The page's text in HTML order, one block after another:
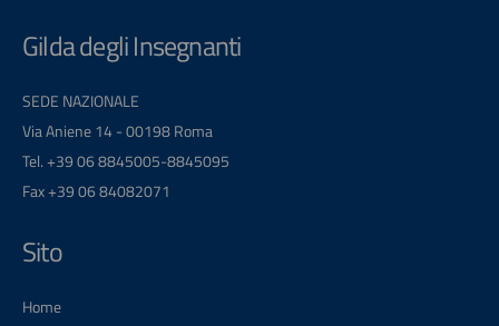
Gilda degli Insegnanti
SEDE NAZIONALE
Via Aniene 14 - 00198 Roma
Tel. +39 06 8845005-8845095
Fax +39 06 84082071
Sito
Home